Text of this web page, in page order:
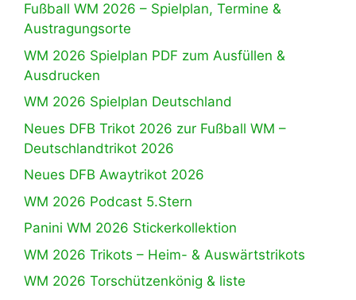
Fußball WM 2026 – Spielplan, Termine &
Austragungsorte
WM 2026 Spielplan PDF zum Ausfüllen &
Ausdrucken
WM 2026 Spielplan Deutschland
Neues DFB Trikot 2026 zur Fußball WM –
Deutschlandtrikot 2026
Neues DFB Awaytrikot 2026
WM 2026 Podcast 5.Stern
Panini WM 2026 Stickerkollektion
WM 2026 Trikots – Heim- & Auswärtstrikots
WM 2026 Torschützenkönig & liste